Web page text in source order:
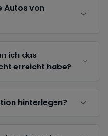
Autos von
ich das
erreicht habe?
hinterlegen?